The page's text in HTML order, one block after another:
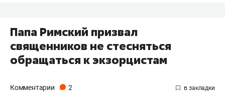
Папа Римский призвал
священников не стесняться
обращаться к экзорцистам
Комментарии 2